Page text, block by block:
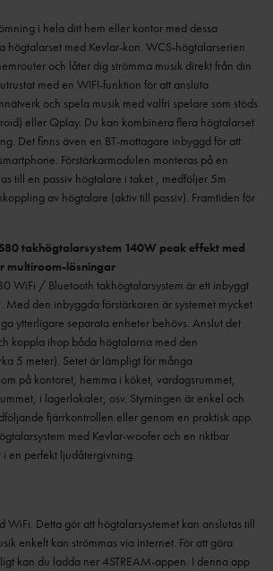
i hela ditt hem eller kontor med dessa
högtalarset med Kevlar-kon. WCS-högtalarserien
och låter dig strömma musik direkt från din
med en WIFI-funktion för att ansluta
och spela musik med valfri spelare som stöds
eller Qplay. Du kan kombinera flera högtalarset
Det finns även en BT-mottagare inbyggd för att
Förstärkarmodulen monteras på en
till en passiv högtalare i taket , medföljer 5m
av högtalare (aktiv till passiv). Framtiden för
takhögtalarsystem 140W peak effekt med
multiroom-lösningar
WiFi / Bluetooth takhögtalarsystem är ett inbyggt
den inbyggda förstärkaren är systemet mycket
ytterligare separata enheter behövs. Anslut det
koppla ihop båda högtalarna med den
5 meter). Setet är lämpligt för många
på kontoret, hemma i köket, vardagsrummet,
i lagerlokaler, osv. Styrningen är enkel och
fjärrkontrollen eller genom en praktisk app.
med Kevlar-woofer och en riktbar
en perfekt ljudåtergivning.
WiFi. Detta gör att högtalarsystemet kan anslutas till
enkelt kan strömmas via internet. För att göra
kan du ladda ner 4STREAM-appen. I denna app